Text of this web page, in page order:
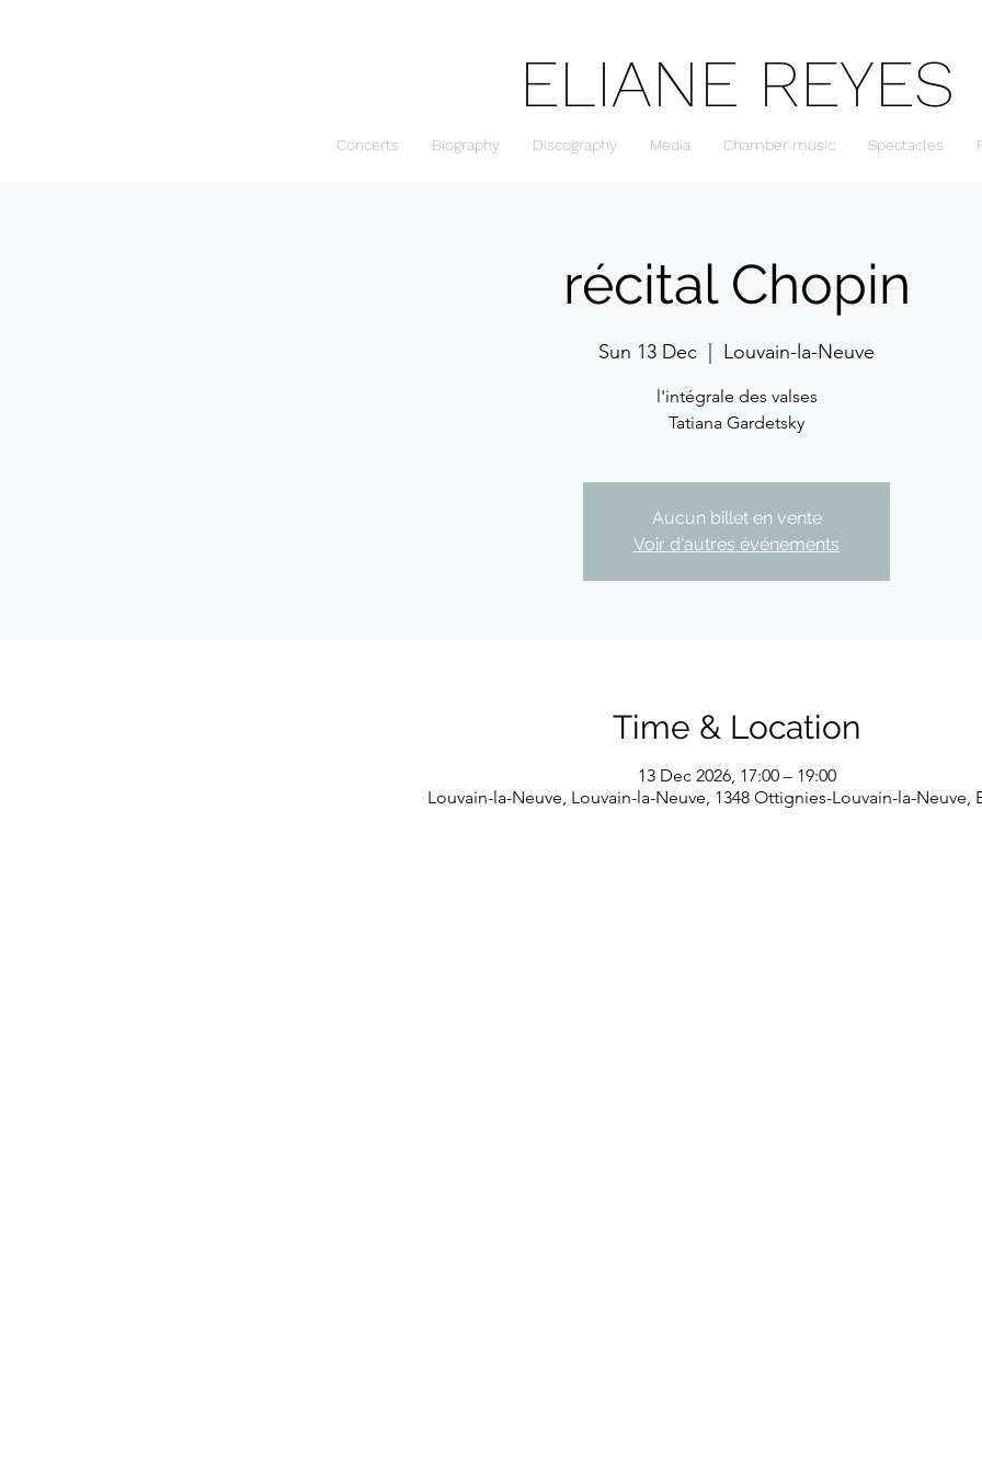
ELIANE REYES
Concerts Biography Discography Media Chamber music Spectacles
récital Chopin
Sun 13 Dec Louvain-la-Neuve
l'intégrale des valses
Tatiana Gardetsky
Aucun billet en vente
Voir d'autres événements
Time & Location
13 Dec 2026, 17:00 – 19:00
Louvain-la-Neuve, Louvain-la-Neuve, 1348 Ottignies-Louvain-la-Neuve,